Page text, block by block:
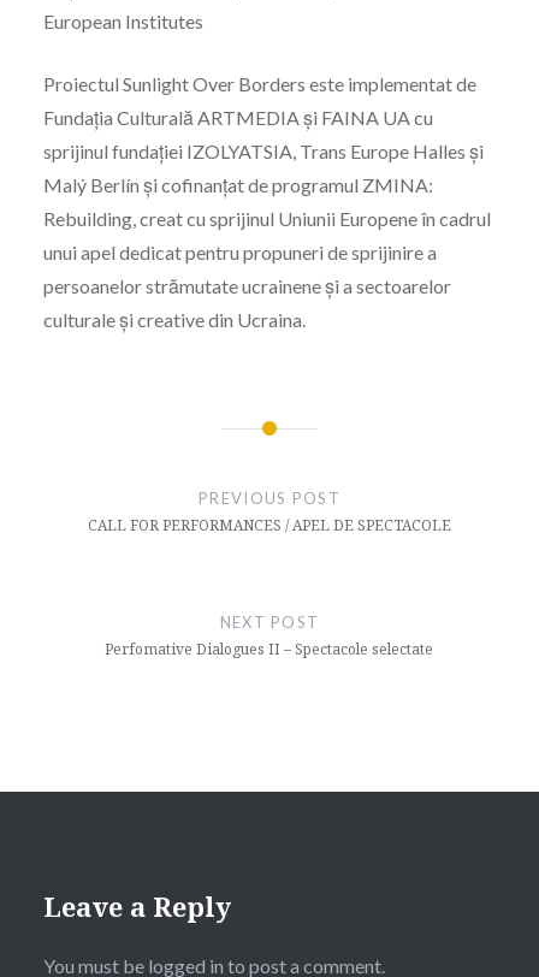
European Institutes
Proiectul Sunlight Over Borders este implementat de
Fundația Culturală ARTMEDIA și FAINA UA cu
sprijinul fundației IZOLYATSIA, Trans Europe Halles și
Malý Berlín și cofinanțat de programul ZMINA:
Rebuilding, creat cu sprijinul Uniunii Europene în cadrul
unui apel dedicat pentru propuneri de sprijinire a
persoanelor strămutate ucrainene și a sectoarelor
culturale și creative din Ucraina.
PREVIOUS POST
CALL FOR PERFORMANCES / APEL DE SPECTACOLE
NEXT POST
Perfomative Dialogues II – Spectacole selectate
Leave a Reply
You must be logged in to post a comment.